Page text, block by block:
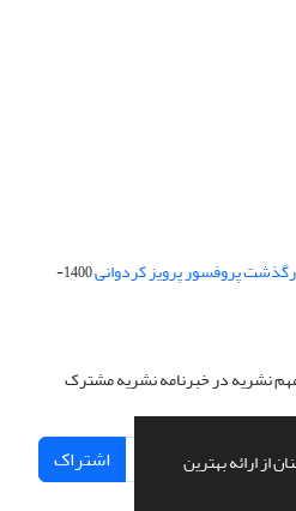
از ارائه بهترین
پروفسور پرویز کردوانی
1400-
مهم نشریه در خبرنامه نشریه مشترک
اشتراک